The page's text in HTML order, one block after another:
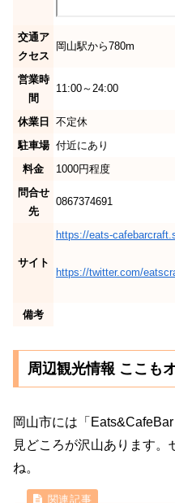
交通ア
クセス
岡山駅から780m
営業時
間
11:00～24:00
休業日
不定休
駐車場 付近にあり
料金
1000円程度
問合せ
先
0867374691
サイト
https://eats-
https://twitter.com/
備考
周辺観光情報 ここも
岡山市には「
見どころが沢山あります
ね。